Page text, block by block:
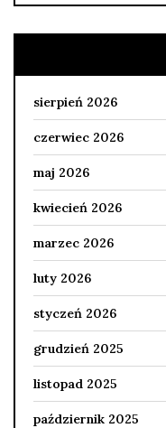
sierpień 2026
czerwiec 2026
maj 2026
kwiecień 2026
marzec 2026
luty 2026
styczeń 2026
grudzień 2025
listopad 2025
październik 2025